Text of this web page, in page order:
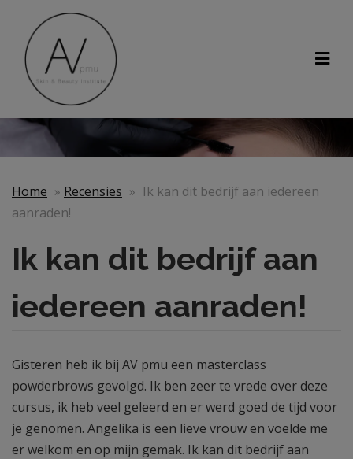
Home » Recensies » Ik kan dit bedrijf aan iedereen
aanraden!
Ik kan dit bedrijf aan
iedereen aanraden!
Gisteren heb ik bij AV pmu een masterclass
powderbrows gevolgd. Ik ben zeer te vrede over deze
cursus, ik heb veel geleerd en er werd goed de tijd voor
je genomen. Angelika is een lieve vrouw en voelde me
er welkom en op mijn gemak. Ik kan dit bedrijf aan